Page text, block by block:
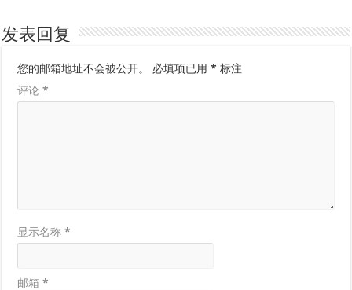
发表回复
您的邮箱地址不会被公开。 必填项已用* 标注
评论*
显示名称*
邮箱*